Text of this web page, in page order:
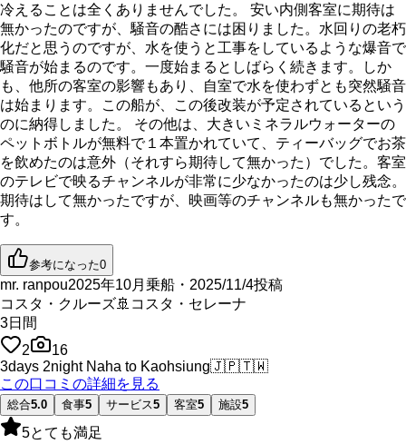
冷えることは全くありませんでした。 安い内側客室に期待は
無かったのですが、騒音の酷さには困りました。水回りの老朽
化だと思うのですが、水を使うと工事をしているような爆音で
騒音が始まるのです。一度始まるとしばらく続きます。しか
も、他所の客室の影響もあり、自室で水を使わずとも突然騒音
は始まります。この船が、この後改装が予定されているという
のに納得しました。 その他は、大きいミネラルウォーターの
ペットボトルが無料で１本置かれていて、ティーバッグでお茶
を飲めたのは意外（それすら期待して無かった）でした。客室
のテレビで映るチャンネルが非常に少なかったのは少し残念。
期待はして無かったですが、映画等のチャンネルも無かったで
す。
参考になった0
mr. ranpou2025年10月乗船・2025/11/4投稿
コスタ・クルーズ🚢 コスタ・セレーナ
3日間
2
16
3days 2night Naha to Kaohsiung🇯🇵🇹🇼
この口コミの詳細を見る
総合5.0 食事5 サービス5 客室5 施設5
5とても満足